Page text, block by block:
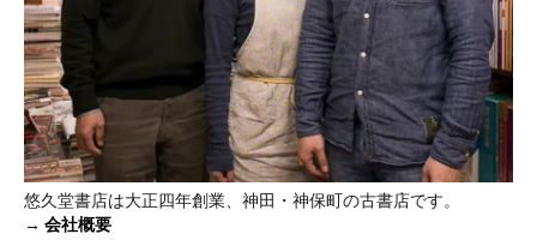
悠久堂書店は大正四年創業、神田・神保町の古書店です。
→ 会社概要